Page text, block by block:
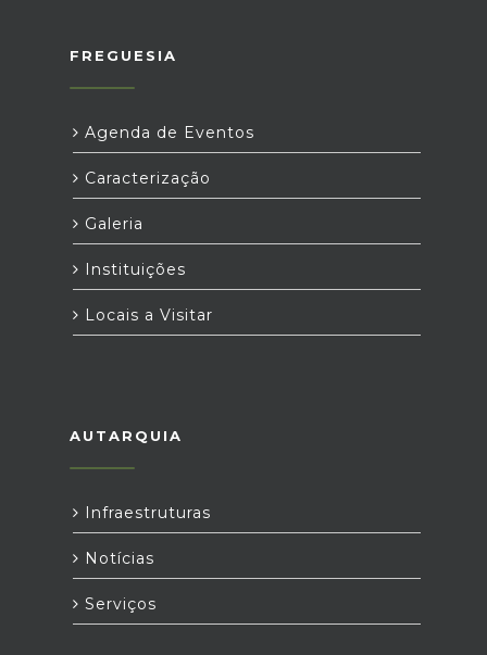
FREGUESIA
Agenda de Eventos
Caracterização
Galeria
Instituições
Locais a Visitar
AUTARQUIA
Infraestruturas
Notícias
Serviços